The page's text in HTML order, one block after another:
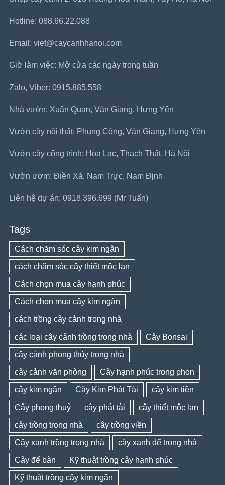
Hotline: 088.66.22.088
Email: viet@caycanhhanoi.com
Giờ làm việc: Mở cửa các ngày trong tuần
Zalo, Viber: 0915.885.558
Nhà vườn: Xuân Quan, Văn Giang, Hưng Yên
Vườn cây nội thất: Phụng Công, Văn Giang, Hưng Yên
Vườn cây công trình: Hòa Lạc, Thạch Thất, Hà Nội
Vườn ươm: Điền Xá, Nam Trực, Nam Định
Liên hệ dự án: 0918.396.699 (Mr Tuấn)
Tags
Cách chăm sóc cây kim ngân
cách chăm sóc cây thiết mộc lan
Cách chọn mua cây hạnh phúc
Cách chọn mua cây kim ngân
cách trồng cây cảnh trong nhà
các loại cây cảnh trồng trong nhà Cây Bonsai
cây cảnh phong thủy trong nhà
cây cảnh văn phòng Cây hạnh phúc trong phon
cây kim ngân Cây Kim Phát Tài cây kim tiền
Cây phong thuỷ cây phát tài cây thiết mộc lan
cây trồng trong nhà cây trồng viền
Cây xanh trồng trong nhà cây xanh để trong nhà
Cây để bàn Kỹ thuật trồng cây hạnh phúc
Kỹ thuật trồng cây kim ngân